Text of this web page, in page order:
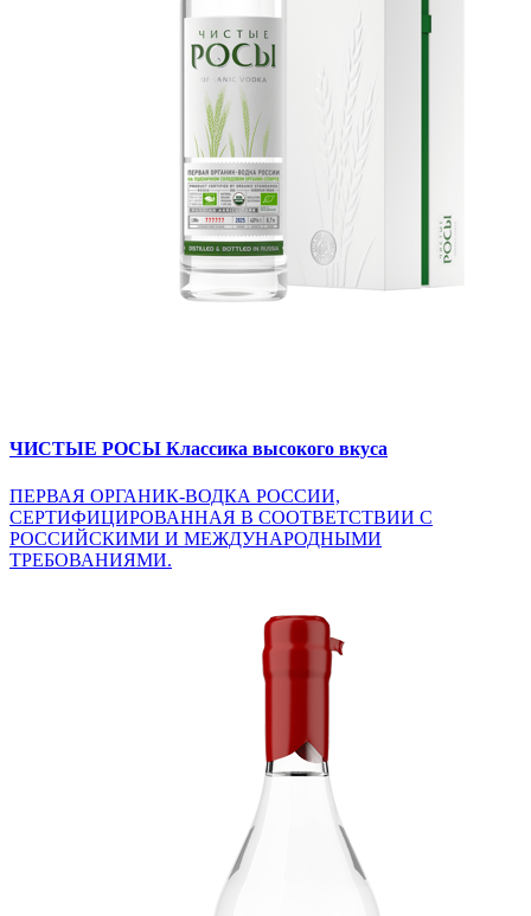
ЧИСТЫЕ РОСЫ Классика высокого вкуса
ПЕРВАЯ ОРГАНИК-ВОДКА РОССИИ,
СЕРТИФИЦИРОВАННАЯ В СООТВЕТСТВИИ С
РОССИЙСКИМИ И МЕЖДУНАРОДНЫМИ
ТРЕБОВАНИЯМИ.